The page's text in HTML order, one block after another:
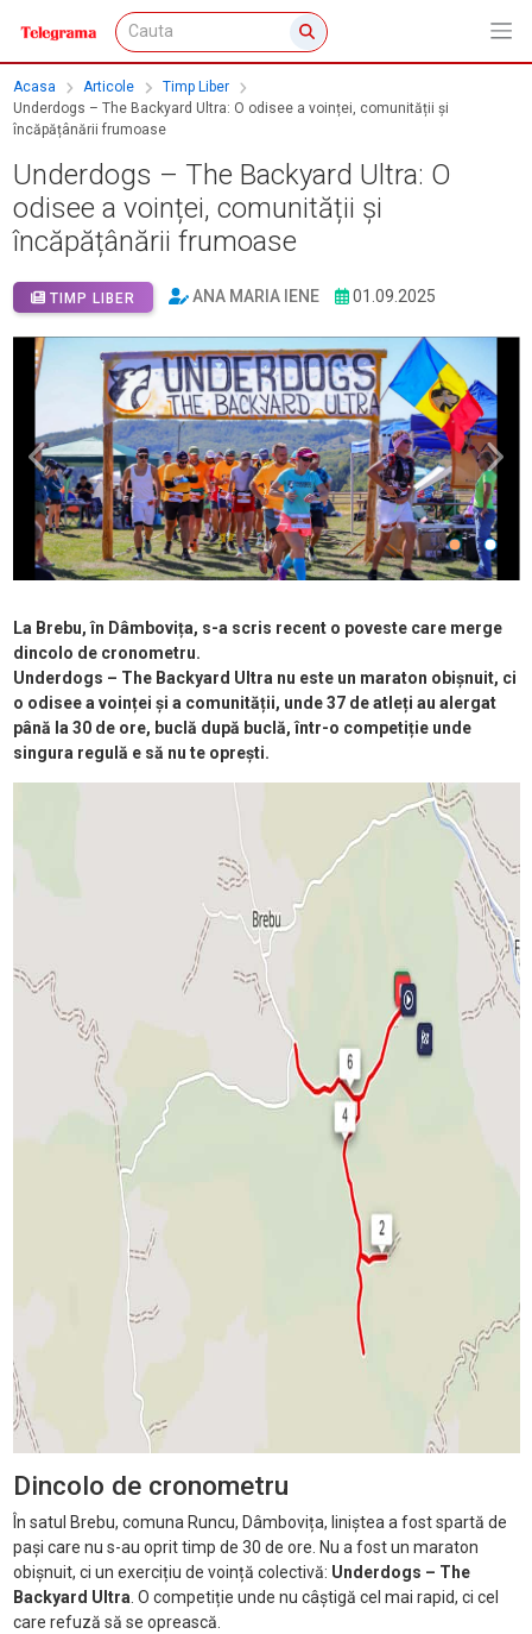
Acasa Articole
Timp Liber
Underdogs – The Backyard Ultra: O odisee a voinței, comunității și
încăpățânării frumoase
Underdogs – The Backyard Ultra: O
odisee a voinței, comunității și
încăpățânării frumoase
TIMP LIBER ANA MARIA IENE 01.09.2025
La Brebu, în Dâmbovița, s-a scris recent o poveste care merge
dincolo de cronometru.
Underdogs – The Backyard Ultra nu este un maraton obișnuit, ci
o odisee a voinței și a comunității, unde 37 de atleți au alergat
până la 30 de ore, buclă după buclă, într-o competiție unde
singura regulă e să nu te oprești.
Dincolo de cronometru
În satul Brebu, comuna Runcu, Dâmbovița, liniștea a fost spartă de
pași care nu s-au oprit timp de 30 de ore. Nu a fost un maraton
obișnuit, ci un exercițiu de voință colectivă: Underdogs – The
Backyard Ultra. O competiție unde nu câștigă cel mai rapid, ci cel
care refuză să se oprească.